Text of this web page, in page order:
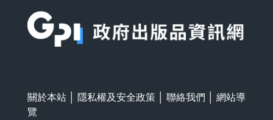
關於本站 隱私權及安全政策 聯絡我們
網站導
覽